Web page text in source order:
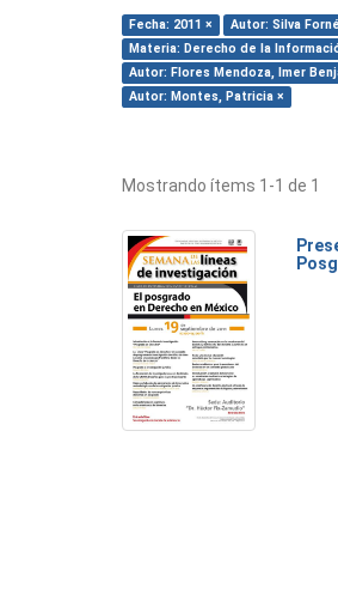
Fecha: 2011 × Autor: Silva
Materia: Derecho de la
Autor: Flores Mendoza, Imer
Autor: Montes, Patricia ×
Mostrando ítems 1-1 de 1